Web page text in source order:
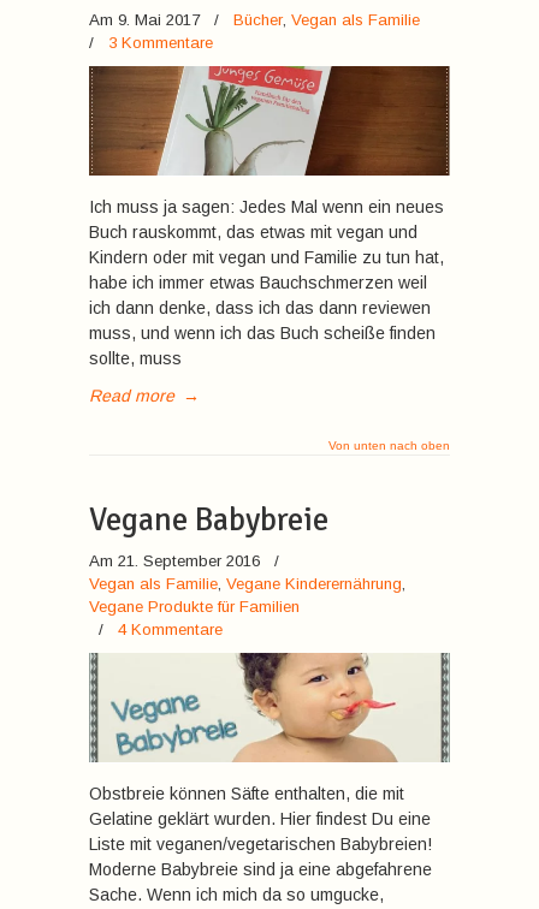
Am 9. Mai 2017 / Bücher, Vegan als Familie
/ 3 Kommentare
Ich muss ja sagen: Jedes Mal wenn ein neues
Buch rauskommt, das etwas mit vegan und
Kindern oder mit vegan und Familie zu tun hat,
habe ich immer etwas Bauchschmerzen weil
ich dann denke, dass ich das dann reviewen
muss, und wenn ich das Buch scheiße finden
sollte, muss
Read more →
Von unten nach oben
Vegane Babybreie
Am 21. September 2016
/
Vegan als Familie, Vegane Kinderernährung,
Vegane Produkte für Familien
/ 4 Kommentare
Obstbreie können Säfte enthalten, die mit
Gelatine geklärt wurden. Hier findest Du eine
Liste mit veganen/vegetarischen Babybreien!
Moderne Babybreie sind ja eine abgefahrene
Sache. Wenn ich mich da so umgucke,